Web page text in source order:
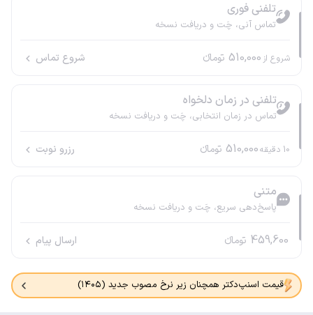
تلفنی فوری
تماس آنی، چَت و دریافت نسخه
شروع از 510,000 تومانء شروع تماس
تلفنی در زمان دلخواه
تماس در زمان انتخابی، چَت و دریافت نسخه
10 دقیقه510,000 تومانء رزرو نوبت
متنی
پاسخ‌دهی سریع، چَت و دریافت نسخه
459,600 تومانء ارسال پیام
قیمت اسنپ‌دکتر همچنان زیر نرخ مصوب جدید (۱۴۰۵)